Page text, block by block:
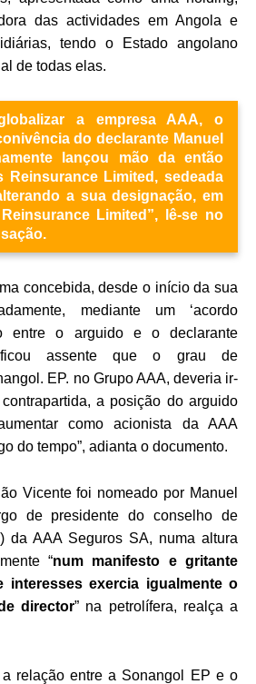
das actividades em Angola e
tendo o Estado angolano
de todas elas.
a empresa AAA, o
do declarante Manuel
lançou mão da então
Reinsurance Limited, sedeada
a sua designação, em
Limited”, lê-se no
concebida, desde o início da sua
mediante um ‘acordo
entre o arguido e o declarante
ficou assente que o grau de
EP. no Grupo AAA, deveria ir-
a posição do arguido
como acionista da AAA
do tempo”, adianta o documento.
Vicente foi nomeado por Manuel
de presidente do conselho de
da AAA Seguros SA, numa altura
“num manifesto e gritante
interesses exercia igualmente o
director” na petrolífera, realça a
a relação entre a Sonangol EP e o